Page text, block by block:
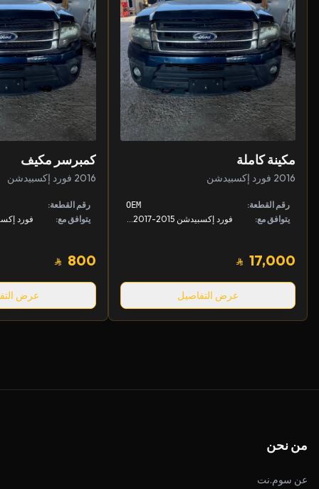
مكينة كاملة
2016 فورد إكسبيدشن
رقم القطعة: OEM
يتوافق مع:
17,000
عرض التفاصيل
كمبرسر مكيف
2016 فورد إكسبيدشن
رقم القطعة:
يتوافق مع:
800
عرض
من نحن
عن سوم.نت